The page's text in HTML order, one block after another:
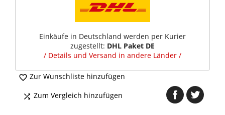
Einkäufe in Deutschland werden per Kurier
zugestellt: DHL Paket DE
/ Details und Versand in andere Länder /
 Zur Wunschliste hinzufügen
 Zum Vergleich hinzufügen